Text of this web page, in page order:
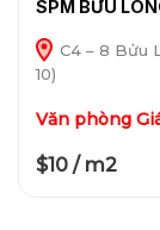
SPM BỬU
C4 – 8 Bửu
10)
Văn phòng
$10 / m2